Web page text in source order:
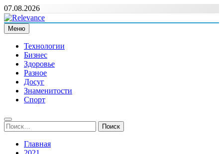
Перейти
к
содержимому
07.08.2026
Relevance
Релевантні новини — саме те, що вам потрібно
Меню
Технологии
Бизнес
Здоровье
Разное
Досуг
Знаменитости
Спорт
Найти:
Главная